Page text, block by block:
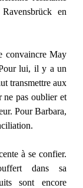
en
convaincre May
lui, il y a un
transmettre aux
ne pas oublier et
Pour Barbara,
à se confier.
dans sa
sont encore